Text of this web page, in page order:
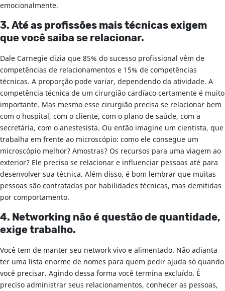
emocionalmente.
3. Até as profissões mais técnicas exigem
que você saiba se relacionar.
Dale Carnegie dizia que 85% do sucesso profissional vêm de
competências de relacionamentos e 15% de competências
técnicas. A proporção pode variar, dependendo da atividade. A
competência técnica de um cirurgião cardíaco certamente é muito
importante. Mas mesmo esse cirurgião precisa se relacionar bem
com o hospital, com o cliente, com o plano de saúde, com a
secretária, com o anestesista. Ou então imagine um cientista, que
trabalha em frente ao microscópio: como ele consegue um
microscópio melhor? Amostras? Os recursos para uma viagem ao
exterior? Ele precisa se relacionar e influenciar pessoas até para
desenvolver sua técnica. Além disso, é bom lembrar que muitas
pessoas são contratadas por habilidades técnicas, mas demitidas
por comportamento.
4. Networking não é questão de quantidade,
exige trabalho.
Você tem de manter seu network vivo e alimentado. Não adianta
ter uma lista enorme de nomes para quem pedir ajuda só quando
você precisar. Agindo dessa forma você termina excluído. É
preciso administrar seus relacionamentos, conhecer as pessoas,